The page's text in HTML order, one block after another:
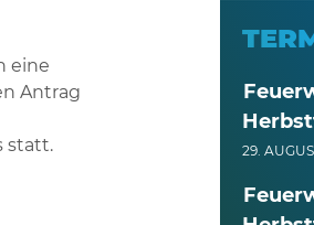
eine
Antrag
statt.
29.